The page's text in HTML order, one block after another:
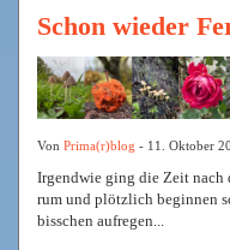
Schon wieder
Von Prima(r)blog - 11. Oktober
Irgendwie ging die Zeit nach
rum und plötzlich beginnen
bisschen aufregen...